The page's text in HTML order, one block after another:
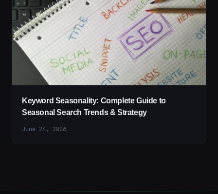
Keyword Seasonality: Complete Guide to
Seasonal Search Trends & Strategy
June 24, 2026